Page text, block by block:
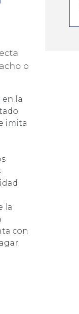
o
la
imita
la
con